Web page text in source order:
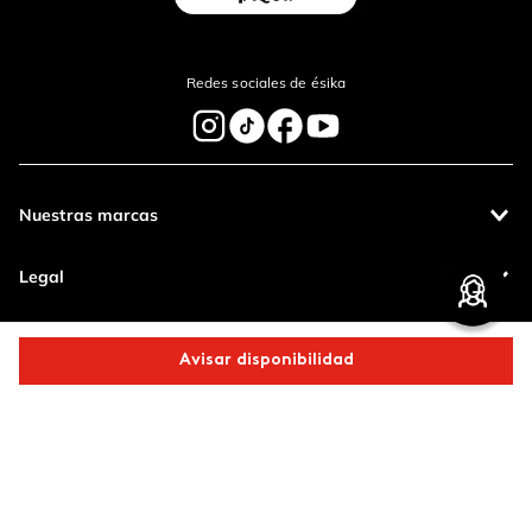
Avisar disponibilidad
Redes sociales de ésika
Nuestras marcas
Legal
Contáctanos